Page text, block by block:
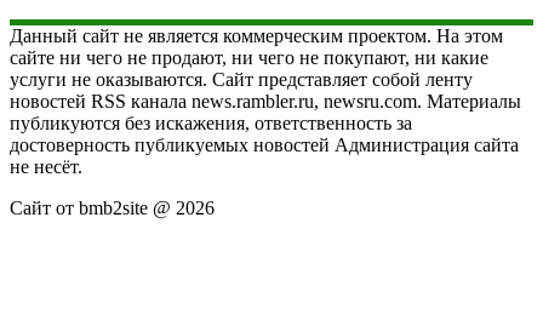
Данный сайт не является коммерческим проектом. На этом
сайте ни чего не продают, ни чего не покупают, ни какие
услуги не оказываются. Сайт представляет собой ленту
новостей RSS канала news.rambler.ru, newsru.com. Материалы
публикуются без искажения, ответственность за
достоверность публикуемых новостей Администрация сайта
не несёт.
Сайт от bmb2site @ 2026